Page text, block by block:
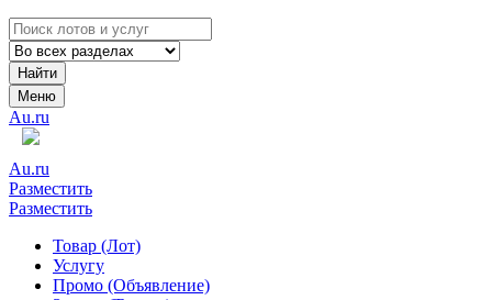
Найти
Меню
Au.ru
Au.ru
Разместить
Разместить
Товар (Лот)
Услугу
Промо (Объявление)